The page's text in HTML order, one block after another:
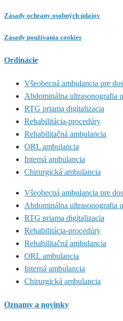
Zásady ochrany osobných údajov
Zásady používania cookies
Ordinácie
Všeobecná ambulancia pre
Abdominálna ultrasonografia
RTG priama digitalizacia
Rehabilitácia-procedúry
Rehabilitačná ambulancia
ORL ambulancia
Interná ambulancia
Chirurgická ambulancia
Všeobecná ambulancia pre
Abdominálna ultrasonografia
RTG priama digitalizacia
Rehabilitácia-procedúry
Rehabilitačná ambulancia
ORL ambulancia
Interná ambulancia
Chirurgická ambulancia
Oznamy a novinky